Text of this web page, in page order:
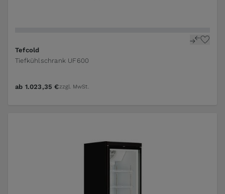
Tefcold
Tiefkühlschrank UF600
ab 1.023,35 €zzgl. MwSt.